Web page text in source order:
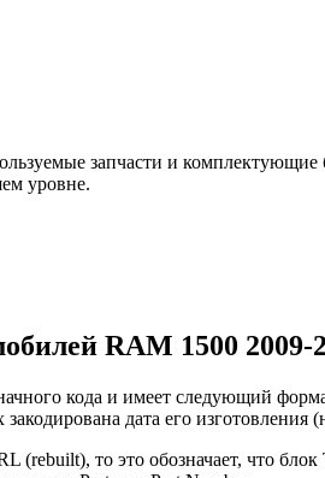
запчасти и
уровне.
RAM 1500 2009-
кода и имеет следующий
дата его
(rebuilt), то это обозначает, что